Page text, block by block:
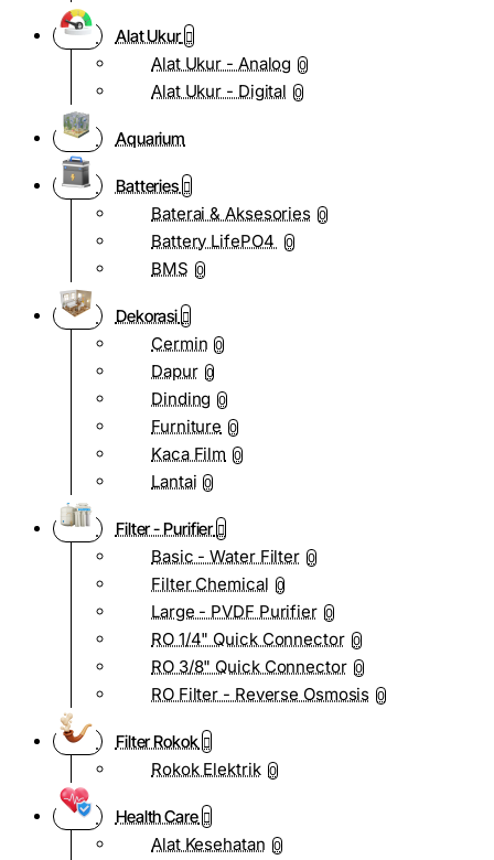
Alat Ukur
Alat Ukur - Analog 0
Alat Ukur - Digital 0
Aquarium
Batteries
Baterai & Aksesories 0
Battery LifePO4 0
BMS 0
Dekorasi
Cermin 0
Dapur 0
Dinding 0
Furniture 0
Kaca Film 0
Lantai 0
Filter - Purifier
Basic - Water Filter 0
Filter Chemical 0
Large - PVDF Purifier 0
RO 1/4" Quick Connector 0
RO 3/8" Quick Connector 0
RO Filter - Reverse Osmosis 0
Filter Rokok
Rokok Elektrik 0
Health Care
Alat Kesehatan 0